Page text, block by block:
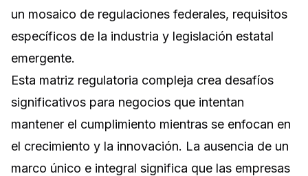
un mosaico de regulaciones federales, requisitos
específicos de la industria y legislación estatal
emergente.
Esta matriz regulatoria compleja crea desafíos
significativos para negocios que intentan
mantener el cumplimiento mientras se enfocan en
el crecimiento y la innovación. La ausencia de un
marco único e integral significa que las empresas